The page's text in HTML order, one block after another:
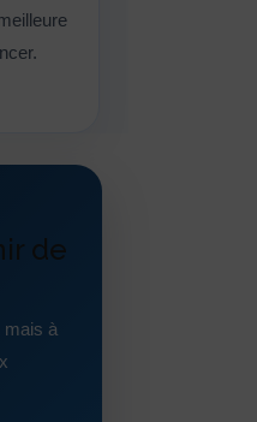
de
mais à